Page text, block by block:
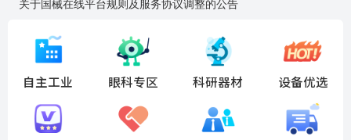
关于国械在线平台规则及服务协议调整的公告
国药创研AED开启全国招商
自主工业 眼科专区 科研器材 设备优选